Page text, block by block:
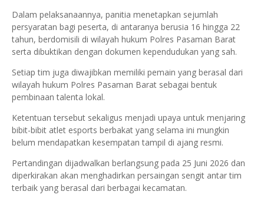
Dalam pelaksanaannya, panitia menetapkan sejumlah
persyaratan bagi peserta, di antaranya berusia 16 hingga 22
tahun, berdomisili di wilayah hukum Polres Pasaman Barat
serta dibuktikan dengan dokumen kependudukan yang sah.
Setiap tim juga diwajibkan memiliki pemain yang berasal dari
wilayah hukum Polres Pasaman Barat sebagai bentuk
pembinaan talenta lokal.
Ketentuan tersebut sekaligus menjadi upaya untuk menjaring
bibit-bibit atlet esports berbakat yang selama ini mungkin
belum mendapatkan kesempatan tampil di ajang resmi.
Pertandingan dijadwalkan berlangsung pada 25 Juni 2026 dan
diperkirakan akan menghadirkan persaingan sengit antar tim
terbaik yang berasal dari berbagai kecamatan.